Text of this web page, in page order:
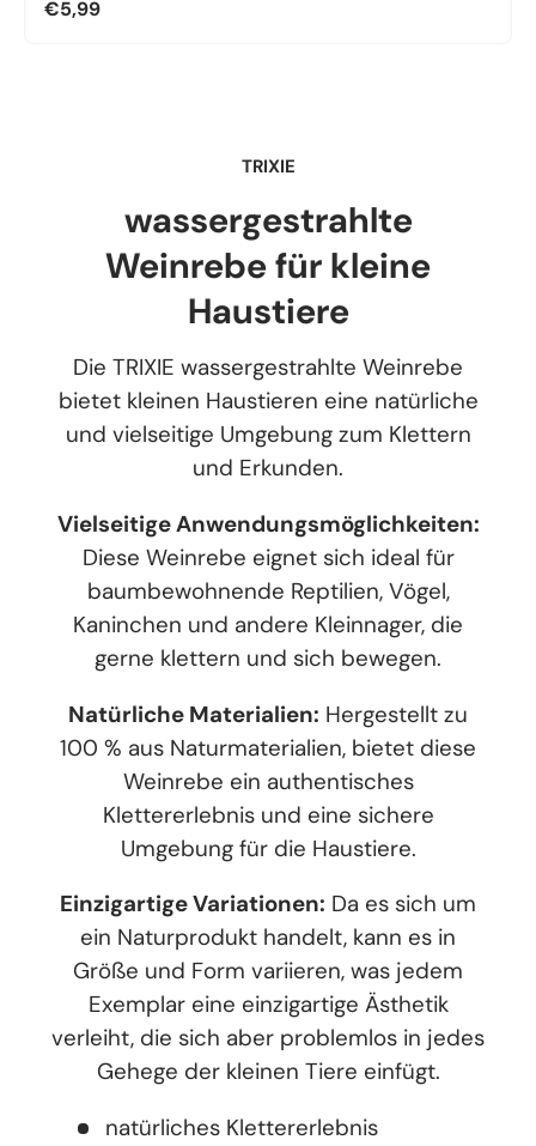
€5,99
TRIXIE
wassergestrahlte
Weinrebe für kleine
Haustiere
Die TRIXIE wassergestrahlte Weinrebe
bietet kleinen Haustieren eine natürliche
und vielseitige Umgebung zum Klettern
und Erkunden.
Vielseitige Anwendungsmöglichkeiten:
Diese Weinrebe eignet sich ideal für
baumbewohnende Reptilien, Vögel,
Kaninchen und andere Kleinnager, die
gerne klettern und sich bewegen.
Natürliche Materialien: Hergestellt zu
100 % aus Naturmaterialien, bietet diese
Weinrebe ein authentisches
Klettererlebnis und eine sichere
Umgebung für die Haustiere.
Einzigartige Variationen: Da es sich um
ein Naturprodukt handelt, kann es in
Größe und Form variieren, was jedem
Exemplar eine einzigartige Ästhetik
verleiht, die sich aber problemlos in jedes
Gehege der kleinen Tiere einfügt.
natürliches Klettererlebnis